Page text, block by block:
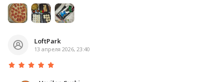
LoftPark
13 апреля 2026, 23:40